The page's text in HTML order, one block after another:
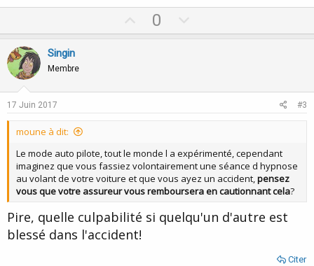
p
t
0
o
v
Singin
Membre
17 Juin 2017 #3
moune à dit:
Le mode auto pilote, tout le monde l a expérimenté, cependant
imaginez que vous fassiez volontairement une séance d hypnose
au volant de votre voiture et que vous ayez un accident,pensez
vous que votre assureur vous remboursera en cautionnant cela?
Pire, quelle culpabilité si quelqu'un d'autre est
blessé dans l'accident!
Citer